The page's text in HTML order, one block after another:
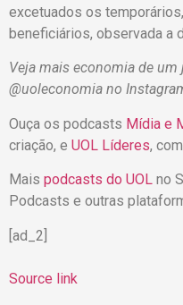
excetuados os
beneficiários, observada a
Veja mais economia de
@uoleconomia no
Ouça os podcasts Mídia e
criação, e UOL Líderes,
Mais podcasts do UOL no
Podcasts e outras
[ad_2]
Source link